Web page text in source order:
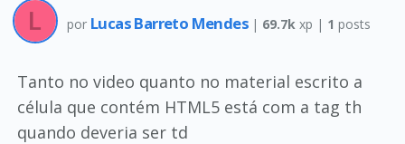
por Lucas Barreto Mendes | 69.7k xp | 1 posts
Tanto no video quanto no material escrito a
célula que contém HTML5 está com a tag th
quando deveria ser td